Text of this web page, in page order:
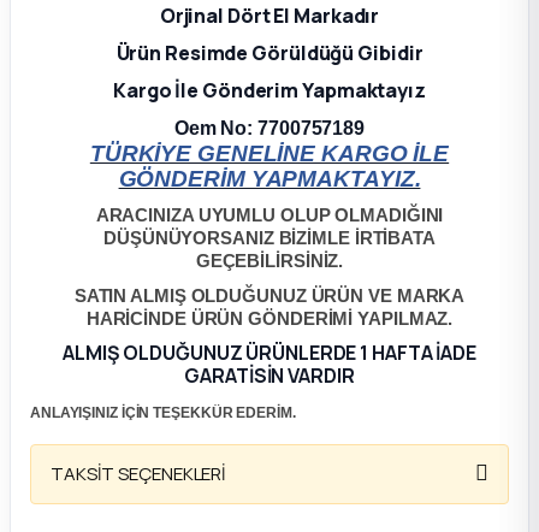
Parça
Orjinal Dört El Markadır
Ürün Resimde Görüldüğü Gibidir
Kargo İle Gönderim Yapmaktayız
Oem No: 7700757189
TÜRKİYE GENELİNE KARGO İLE
GÖNDERİM YAPMAKTAYIZ.
ARACINIZA UYUMLU OLUP OLMADIĞINI
DÜŞÜNÜYORSANIZ BİZİMLE İRTİBATA
GEÇEBİLİRSİNİZ.
SATIN ALMIŞ OLDUĞUNUZ ÜRÜN VE MARKA
HARİCİNDE ÜRÜN GÖNDERİMİ YAPILMAZ.
ALMIŞ OLDUĞUNUZ ÜRÜNLERDE 1 HAFTA İADE
GARATİSİN VARDIR
ANLAYIŞINIZ İÇİN TEŞEKKÜR EDERİM.
TAKSİT SEÇENEKLERİ